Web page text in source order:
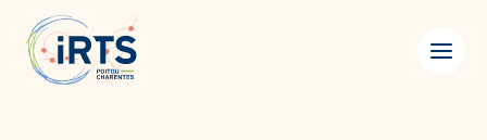
contenu
principal
Poitou-
Charentes
Panneau de gestion des cookies